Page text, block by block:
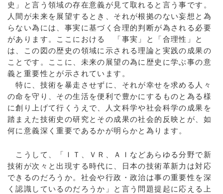
史」と言う領域の存在意義が見て取れると言う事です。
人間が未来を展望するとき、それが根拠のない妄想と為
らない為には、事実に基づく合理的判断が為される必要
があります。ここにおける 「事実」と「合理性」と
は、この図の歴史の領域に示される理論と実践の成果の
ことです。ここに、未来の展望の為に歴史に学ぶ事の意
義と重要性とが示されています。
特に、技術を暴走させずに、それが幸せを求める人々
の命を守り、その生活を便利で豊かにするものと為る様
に創り上げて行くうえで、人文科学や社会科学の成果を
踏まえた技術史の研究とその成果の社会的反映とが、如
何に意義深く重要であるかが明らかと為ります。
こうして、「ＩＴ、ＶＲ、ＡＩなどあらゆる分野で新
技術が次々と出現する時代に、日本の技術革新力は対応
できるのだろうか。社会や行政・政治は事の重要性を深
く認識しているのだろうか」と言う問題提起に応える上